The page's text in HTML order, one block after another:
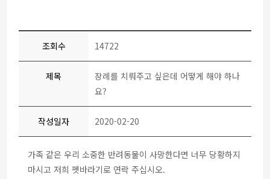
조회수 14722
제목
장례를 치뤄주고 싶은데 어떻게 해야 하나
요?
작성일자 2020-02-20
가족 같은 우리 소중한 반려동물이 사망한다면 너무 당황하지
마시고 저희 펫바라기로 연락 주십시오.